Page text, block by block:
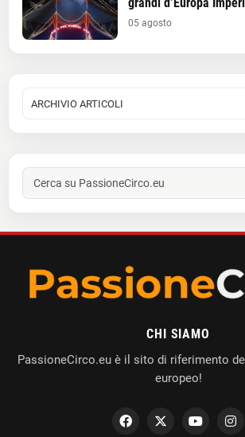
05 agosto
CHI SIAMO
PassioneCirco.eu è il sito di riferimento
europeo!